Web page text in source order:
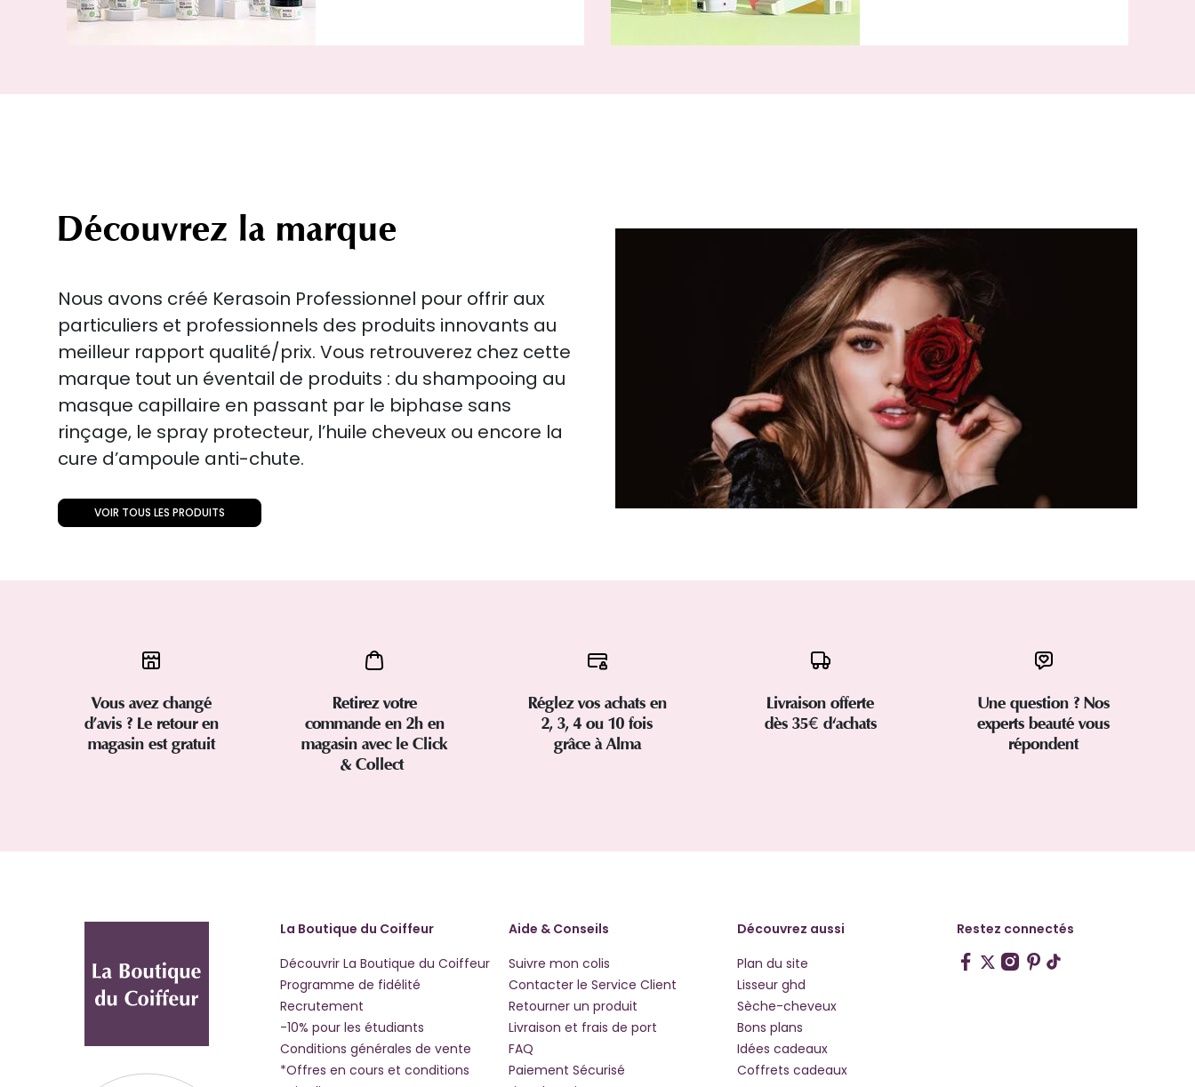
Découvrez la marque
Nous avons créé Kerasoin Professionnel pour offrir aux
particuliers et professionnels des produits innovants au
meilleur rapport qualité/prix. Vous retrouverez chez cette
marque tout un éventail de produits : du shampooing au
masque capillaire en passant par le biphase sans
rinçage, le spray protecteur, l’huile cheveux ou encore la
cure d’ampoule anti-chute.
VOIR TOUS LES PRODUITS
Vous avez changé
d’avis ? Le retour en
magasin est gratuit
Retirez votre
commande en 2h en
magasin avec le Click
& Collect
Réglez vos achats en
2, 3, 4 ou 10 fois
grâce à Alma
Livraison offerte
dès 35€ d'achats
Une question ? Nos
experts beauté vous
répondent
La Boutique du Coiffeur
Découvrir La Boutique du Coiffeur
Programme de fidélité
Recrutement
-10% pour les étudiants
Conditions générales de vente
*Offres en cours et conditions
Aide & Conseils
Suivre mon colis
Contacter le Service Client
Retourner un produit
Livraison et frais de port
FAQ
Paiement Sécurisé
Découvrez aussi
Plan du site
Lisseur ghd
Sèche-cheveux
Bons plans
Idées cadeaux
Coffrets cadeaux
Restez connectés